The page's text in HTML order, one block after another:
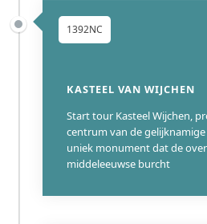
1392NC
KASTEEL VAN WIJCHEN
Start tour Kasteel Wijchen,
centrum van de gelijknamige
uniek monument dat de
middeleeuwse burcht